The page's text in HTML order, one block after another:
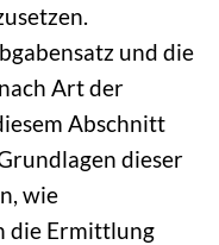
und die
Art der
Abschnitt
dieser
wie
die Ermittlung